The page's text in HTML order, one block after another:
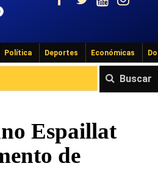
Política Deportes Económicas
Buscar
Espaillat
de